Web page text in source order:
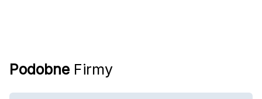
Podobne Firmy